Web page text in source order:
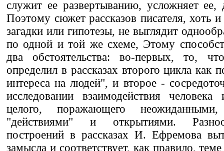
служит ее развертыванию, усложняет ее,
Поэтому сюжет рассказов писателя, хоть
загадки или гипотезы, не выглядит
по одной и той же схеме, Этому
два обстоятельства: во-первых, то,
определил в рассказах второго цикла как
интереса на людей", и второе -
исследовании взаимодействия
целого, поражающего неожиданными,
"действиями" и открытиями.
построений в рассказах И. Ефремова
замысла и соответствует, как правило,